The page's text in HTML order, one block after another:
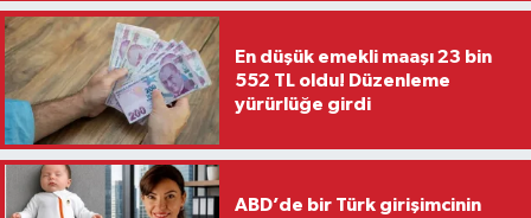
En düşük emekli maaşı 23 bin
552 TL oldu! Düzenleme
yürürlüğe girdi
ABD’de bir Türk girişimcinin